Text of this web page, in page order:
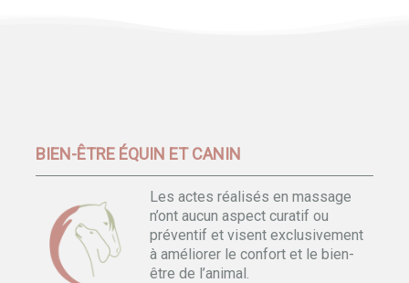
BIEN-ÊTRE ÉQUIN ET CANIN
Les actes réalisés en massage
n’ont aucun aspect curatif ou
préventif et visent exclusivement
à améliorer le confort et le bien-
être de l’animal.